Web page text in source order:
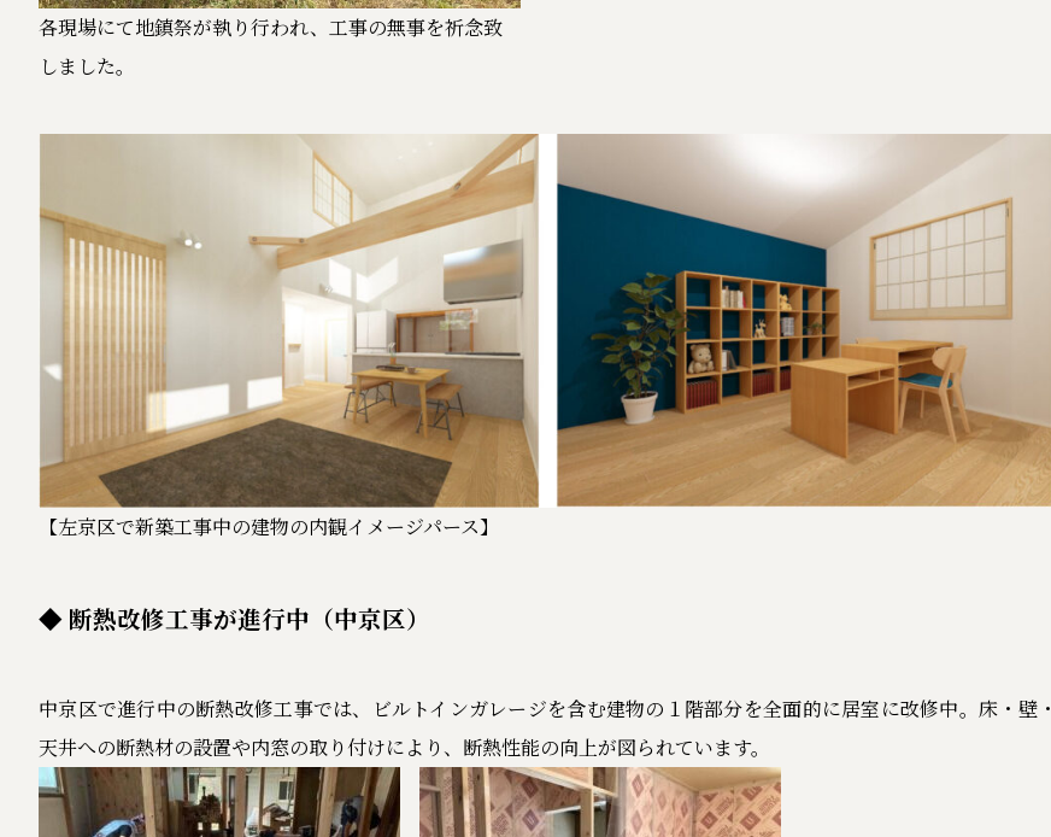
各現場にて地鎮祭が執り行われ、工事の無事を祈念致
しました。
【左京区で新築工事中の建物の内観イメージパース】
◆ 断熱改修工事が進行中（中京区）
中京区で進行中の断熱改修工事では、ビルトインガレージを含む建物の１階部分を全面的に居室に改修中。床・壁・
天井への断熱材の設置や内窓の取り付けにより、断熱性能の向上が図られています。